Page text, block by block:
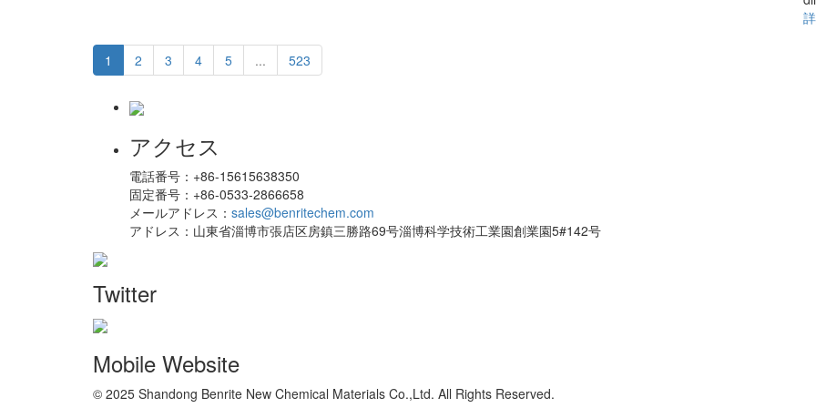
1 2 3 4 5 ... 523
アクセス
電話番号： +86-15615638350
固定番号： +86-0533-2866658
メールアドレス： sales@benritechem.com
アドレス： 山東省淄博市張店区房鎮三勝路69号淄博科学技術工業園創業園5#142号
Twitter
Mobile Website
© 2025 Shandong Benrite New Chemical Materials Co.,Ltd. All Rights Reserved.